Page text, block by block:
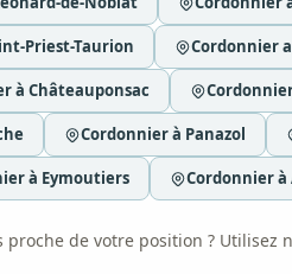
Priest-Taurion Cordonnier
à Châteauponsac
Cordonnier à Panazol
à Eymoutiers Cordonnier à
de votre position ? Utilisez